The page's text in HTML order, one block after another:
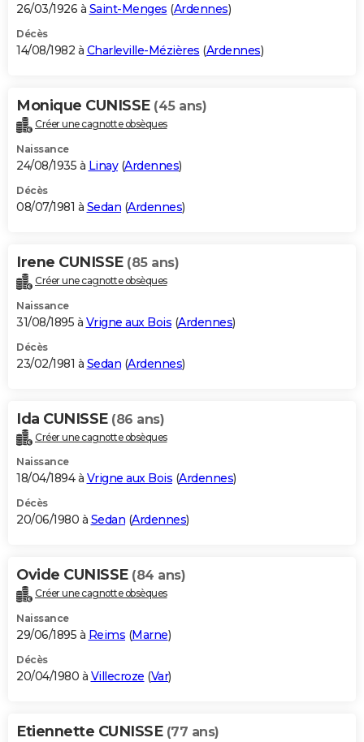
26/03/1926 à Saint-Menges (Ardennes)
Décès
14/08/1982 à Charleville-Mézières (Ardennes)
Monique CUNISSE (45 ans)
Créer une cagnotte obsèques
Naissance
24/08/1935 à Linay(Ardennes)
Décès
08/07/1981 à Sedan (Ardennes)
Irene CUNISSE (85 ans)
Créer une cagnotte obsèques
Naissance
31/08/1895 à Vrigne aux Bois (Ardennes)
Décès
23/02/1981 à Sedan (Ardennes)
Ida CUNISSE (86 ans)
Créer une cagnotte obsèques
Naissance
18/04/1894 à Vrigne aux Bois (Ardennes)
Décès
20/06/1980 à Sedan (Ardennes)
Ovide CUNISSE (84 ans)
Créer une cagnotte obsèques
Naissance
29/06/1895 à Reims (Marne)
Décès
20/04/1980 à Villecroze (Var)
Etiennette CUNISSE (77 ans)